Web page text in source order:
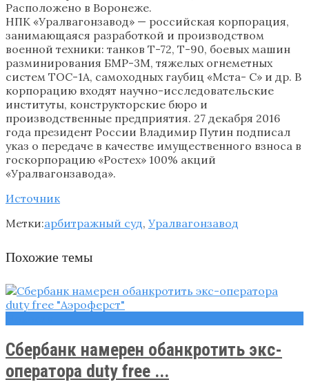
Расположено в Воронеже.
НПК «Уралвагонзавод» — российская корпорация,
занимающаяся разработкой и производством
военной техники: танков Т-72, Т-90, боевых машин
разминирования БМР-3М, тяжелых огнеметных
систем ТОС-1А, самоходных гаубиц «Мста- С» и др. В
корпорацию входят научно-исследовательские
институты, конструкторские бюро и
производственные предприятия. 27 декабря 2016
года президент России Владимир Путин подписал
указ о передаче в качестве имущественного взноса в
госкорпорацию «Ростех» 100% акций
«Уралвагонзавода».
Источник
Метки:арбитражный суд, Уралвагонзавод
Похожие темы
Сбербанк намерен обанкротить экс-
оператора duty free ...